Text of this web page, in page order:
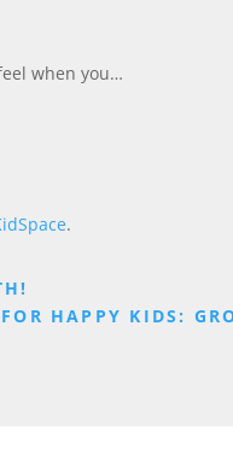
when you…
.
HAPPY KIDS: